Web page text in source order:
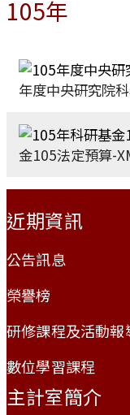
105年
年度中央研究院
金105法定預算-
近期資訊
公告訊息
榮譽榜
研修課程及活動報
數位學習課程
主計室簡介